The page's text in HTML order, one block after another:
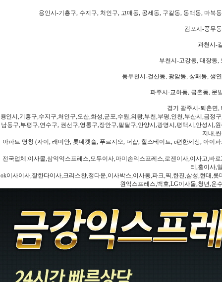
용인시-기흥구, 수지구, 처인구, 고매동, 공세동, 구갈동, 동백동, 마북
김포시-풍무
과천시-
부천시-고강동, 대장동,
동두천시-걸산동, 광암동, 상패동, 생
파주시-교하동, 금촌동, 문
경기 광주시-퇴촌면,
용인시,기흥구,수지구,처인구,오산,화성,군포,수원,의왕,부천,부평,인천,부산시,금
남동구,부평구,연수구, 권선구,영통구,장안구,팔달구,안양시,광명시,평택시,안성시,
지내,
아파트 명칭 (자이, 래미안, 롯데캣슬, 푸르지오, 더샵, 힐스테이트, e편한세상, 아이
전국업체:이사몰,삼익익스프레스,모두이사,마미손익스프레스,로젠이사,이사고,바
리,홍이사,
ok이사이사,잘한다이사,크리스챤,정다운,이사박스,이사통,파크,픽,한진,삼성,현대,
원익스프레스,백호,LG이사몰,청년,운